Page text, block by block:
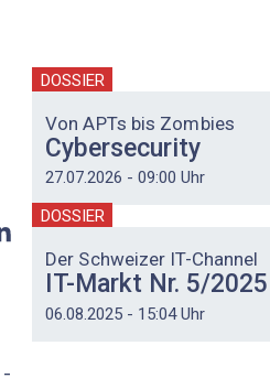
Intelligence 2025
DOSSIER
Von APTs bis Zombies
Cybersecurity
27.07.2026 - 09:00 Uhr
DOSSIER
Der Schweizer IT-Channel
IT-Markt Nr. 5/2025
06.08.2025 - 15:04 Uhr